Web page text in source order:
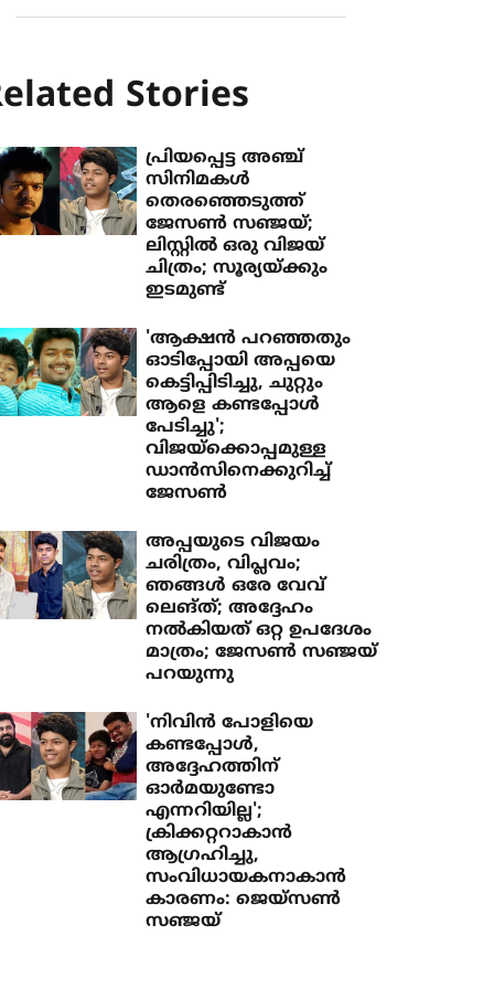
Stories
പ്രിയപ്പെട്ട അഞ്ച്
സിനിമകള്‍
തെരഞ്ഞെടുത്ത്
ജേസണ്‍ സഞ്ജയ്;
ലിസ്റ്റില്‍ ഒരു വിജയ്
ചിത്രം; സൂര്യയ്ക്കും
ഇടമുണ്ട്
'ആക്ഷന്‍ പറഞ്ഞതും
ഓടിപ്പോയി അപ്പയെ
കെട്ടിപ്പിടിച്ചു, ചുറ്റും
ആളെ കണ്ടപ്പോള്‍
പേടിച്ചു';
വിജയ്‌ക്കൊപ്പമുള്ള
ഡാന്‍സിനെക്കുറിച്ച്
ജേസണ്‍
അപ്പയുടെ വിജയം
ചരിത്രം, വിപ്ലവം;
ഞങ്ങള്‍ ഒരേ വേവ്
ലെങ്ത്; അദ്ദേഹം
നല്‍കിയത് ഒറ്റ ഉപദേശം
മാത്രം; ജേസണ്‍ സഞ്ജയ്
പറയുന്നു
'നിവിന്‍ പോളിയെ
കണ്ടപ്പോള്‍,
അദ്ദേഹത്തിന്
ഓര്‍മയുണ്ടോ
എന്നറിയില്ല';
ക്രിക്കറ്ററാകാന്‍
ആഗ്രഹിച്ചു,
സംവിധായകനാകാന്‍
കാരണം: ജെയ്‌സണ്‍
സഞ്ജയ്